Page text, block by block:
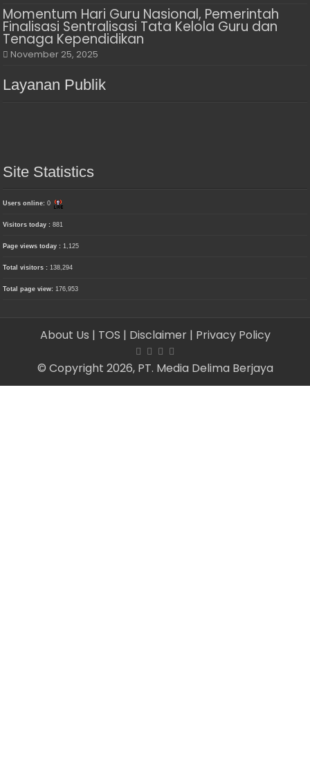
Momentum Hari Guru Nasional, Pemerintah
Finalisasi Sentralisasi Tata Kelola Guru dan
Tenaga Kependidikan
November 25, 2025
Layanan Publik
Site Statistics
Users online:0
Visitors today :881
Page views today :1,125
Total visitors :138,294
Total page view:176,953
About Us | TOS | Disclaimer | Privacy Policy
© Copyright 2026, PT. Media Delima Berjaya